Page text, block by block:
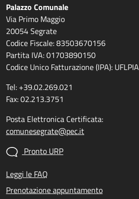
Palazzo Comunale
Via Primo Maggio
20054 Segrate
Codice Fiscale: 83503670156
Partita IVA: 01703890150
Codice Unico Fatturazione (IPA): UFLPIA
Tel: +39.02.269.021
Fax: 02.213.3751
Posta Elettronica Certificata:
comunesegrate@pec.it
Pronto URP
Leggi le FAQ
Prenotazione appuntamento